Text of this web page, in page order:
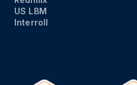
US LBM
Interroll